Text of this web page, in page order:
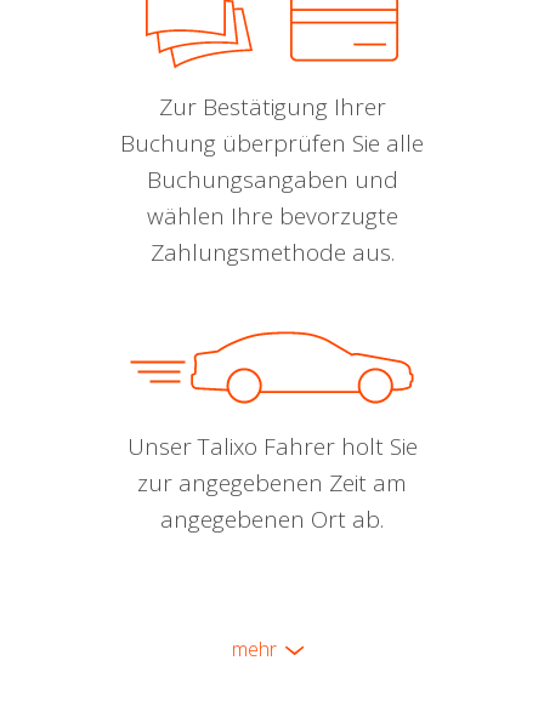
Zur Bestätigung Ihrer
Buchung überprüfen Sie alle
Buchungsangaben und
wählen Ihre bevorzugte
Zahlungsmethode aus.
Unser Talixo Fahrer holt Sie
zur angegebenen Zeit am
angegebenen Ort ab.
mehr